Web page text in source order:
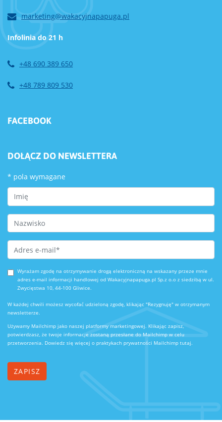
marketing@wakacyjnapapuga.pl
Infolinia do 21 h
+48 690 389 650
+48 789 809 530
FACEBOOK
DOŁĄCZ DO NEWSLETTERA
* pola wymagane
First Name
Last Name
Email Address *
Wyrażam zgodę na otrzymywanie drogą elektroniczną na wskazany przeze mnie
adres e-mail informacji handlowej od Wakacyjnapapuga.pl Sp.z o.o z siedzibą w ul.
Zwycięstwa 10, 44-100 Gliwice.
W każdej chwili możesz wycofać udzieloną zgodę, klikając "Rezygnuję" w otrzymanym
newsletterze.
Używamy Mailchimp jako naszej platformy marketingowej. Klikając zapisz,
potwierdzasz, że twoje informacje zostaną przesłane do Mailchimp w celu
przetworzenia. Dowiedz się więcej o praktykach prywatności Mailchimp tutaj.